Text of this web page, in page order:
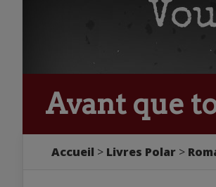
Avant que
Accueil Livres Polar